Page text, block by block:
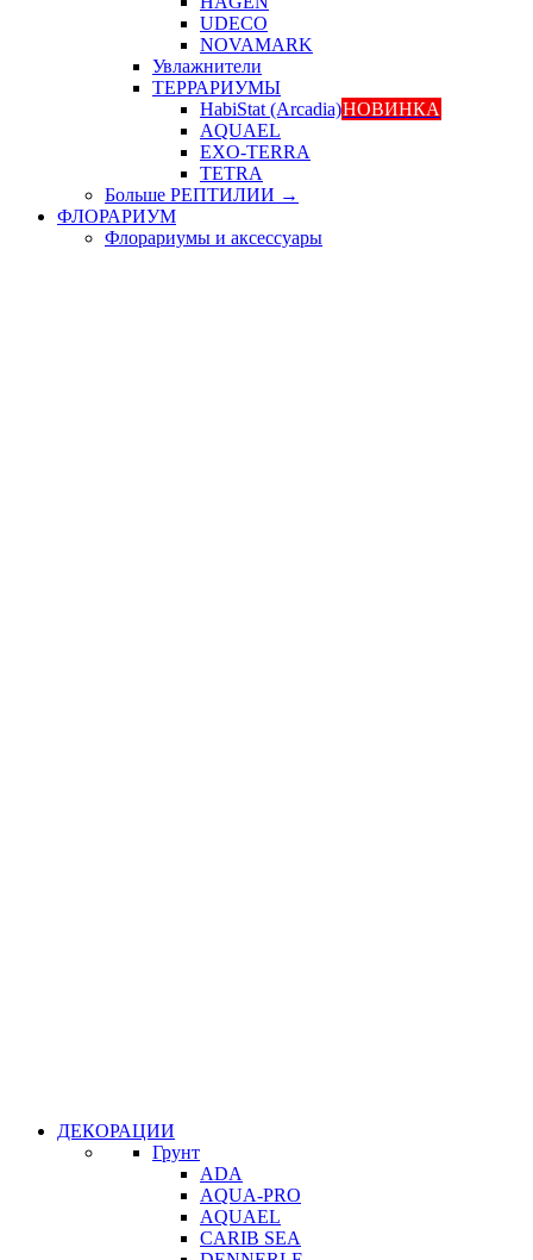
UDECO
NOVAMARK
Увлажнители
ТЕРРАРИУМЫ
HabiStat (Arcadia)НОВИНКА
AQUAEL
EXO-TERRA
TETRA
Больше РЕПТИЛИИ →
ФЛОРАРИУМ
Флорариумы и аксессуары
ДЕКОРАЦИИ
Грунт
ADA
AQUA-PRO
AQUAEL
CARIB SEA